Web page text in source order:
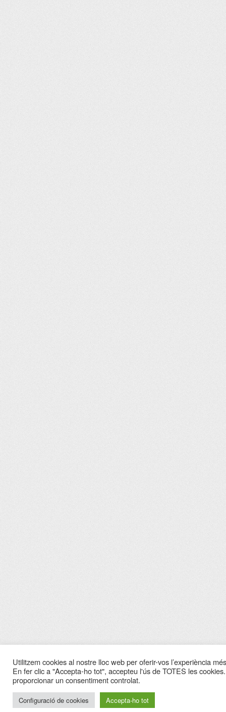
Utilitzem cookies al nostre lloc web per oferir-vos l’experiència
En fer clic a "Accepta-ho tot", accepteu l'ús de TOTES les
proporcionar un consentiment controlat.
Configuració de cookies Accepta-ho tot